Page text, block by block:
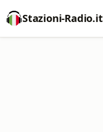
Stazioni-Radio.it